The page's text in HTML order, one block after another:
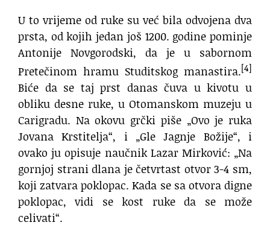
U to vrijeme od ruke su već bila odvojena dva
prsta, od kojih jedan još 1200. godine pominje
Antonije Novgorodski, da je u sabornom
Pretečinom hramu Studitskog manastira.[4]
Biće da se taj prst danas čuva u kivotu u
obliku desne ruke, u Otomanskom muzeju u
Carigradu. Na okovu grčki piše „Ovo je ruka
Jovana Krstitelja“, i „Gle Jagnje Božije“, i
ovako ju opisuje naučnik Lazar Mirković: „Na
gornjoj strani dlana je četvrtast otvor 3-4 sm,
koji zatvara poklopac. Kada se sa otvora digne
poklopac, vidi se kost ruke da se može
celivati“.